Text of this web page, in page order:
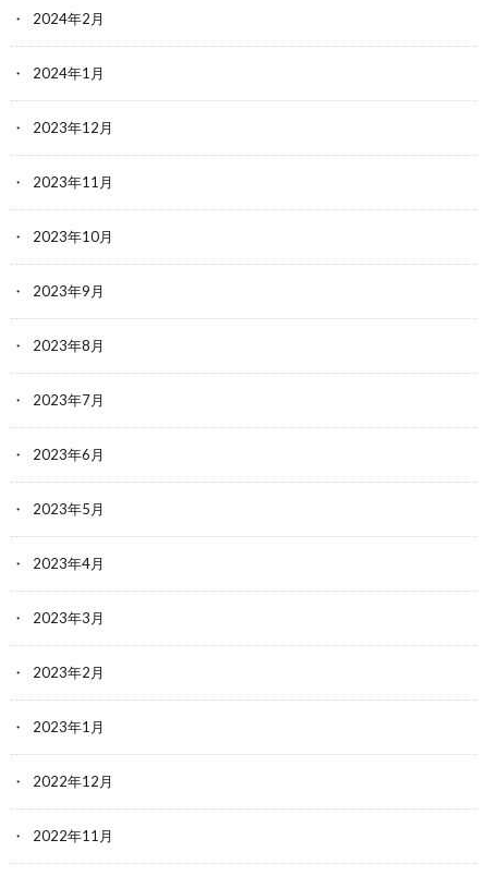
2024年2月
2024年1月
2023年12月
2023年11月
2023年10月
2023年9月
2023年8月
2023年7月
2023年6月
2023年5月
2023年4月
2023年3月
2023年2月
2023年1月
2022年12月
2022年11月